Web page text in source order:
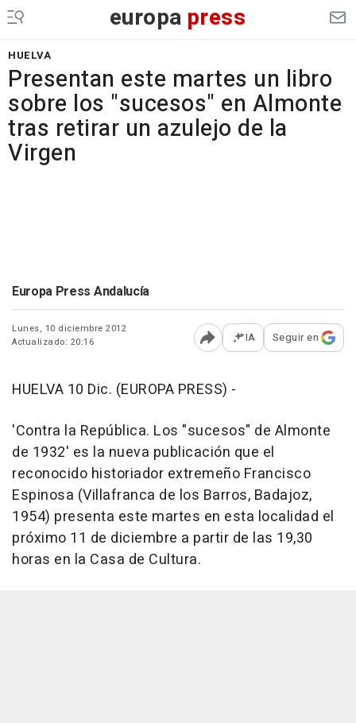
europa press
HUELVA
Presentan este martes un libro
sobre los "sucesos" en Almonte
tras retirar un azulejo de la
Virgen
Europa Press Andalucía
Lunes, 10 diciembre 2012
Actualizado: 20:16
Abrir opciones para
IA Seguir en
HUELVA 10 Dic. (EUROPA PRESS) -
'Contra la República. Los "sucesos" de Almonte
de 1932' es la nueva publicación que el
reconocido historiador extremeño Francisco
Espinosa (Villafranca de los Barros, Badajoz,
1954) presenta este martes en esta localidad el
próximo 11 de diciembre a partir de las 19,30
horas en la Casa de Cultura.